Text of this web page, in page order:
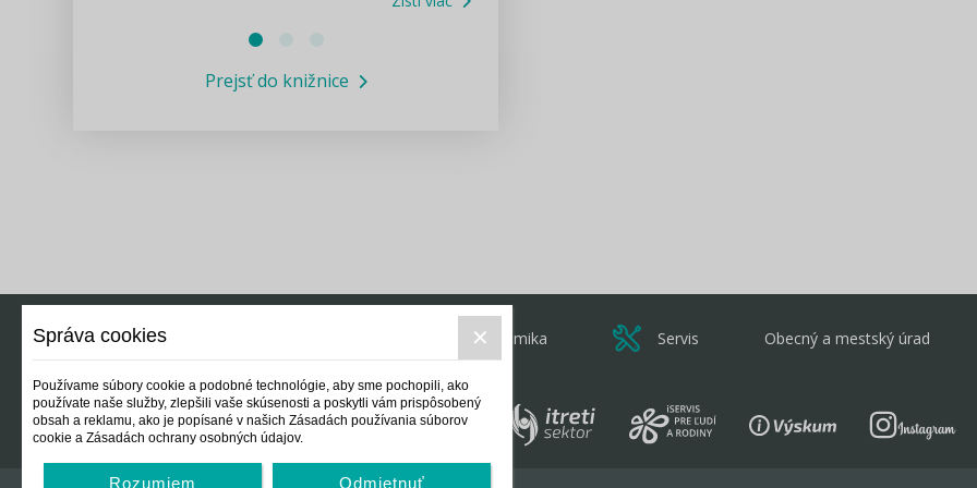
Informácie COVID19
Prejsť do knižnice
Ekonomika Servis Obecný a mestský úrad
Správa cookies
Používame súbory cookie a podobné technológie, aby sme pochopili, ako
používate naše služby, zlepšili vaše skúsenosti a poskytli vám prispôsobený
obsah a reklamu, ako je popísané v našich Zásadách používania súborov
cookie a Zásadách ochrany osobných údajov.
Rozumiem Odmietnuť